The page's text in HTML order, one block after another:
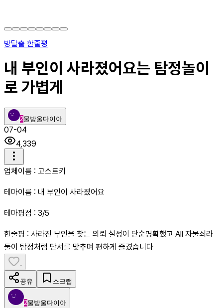
방탈출 한줄평
내 부인이 사라졌어요는 탐정놀이
로 가볍게
2물방울다이아
07-04
4,339
업체이름 : 고스트키
테마이름 : 내 부인이 사라졌어요
테마평점 : 3/5
한줄평 : 사라진 부인을 찾는 의뢰 설정이 단순명확했고 All 자물쇠라
둘이 탐정처럼 단서를 맞추며 편하게 즐겼습니다
-
공유 스크랩
2물방울다이아